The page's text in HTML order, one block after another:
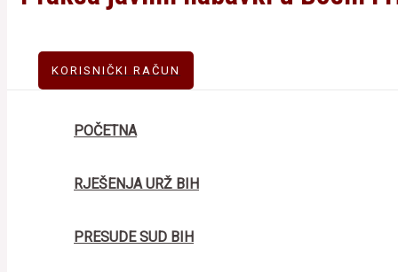
KORISNIČKI RAČUN
POČETNA
RJEŠENJA URŽ BIH
PRESUDE SUD BIH